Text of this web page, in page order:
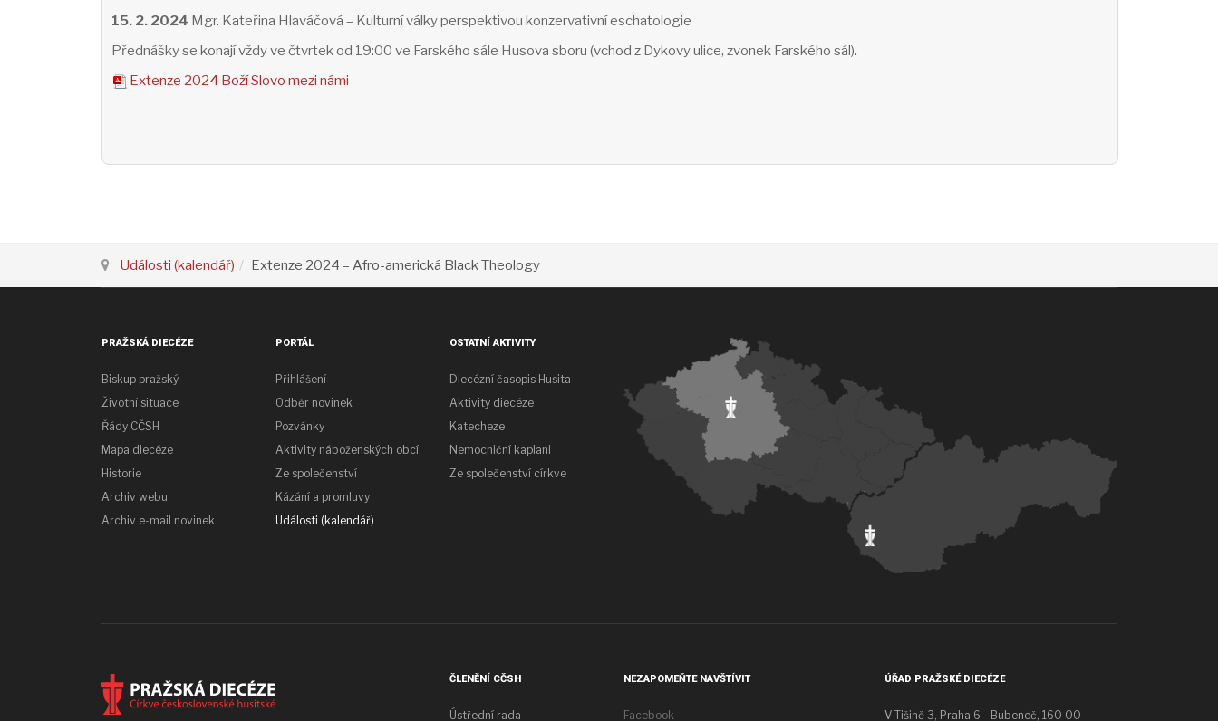
15. 2. 2024 Mgr. Kateřina Hlaváčová – Kulturní války perspektivou konzervativní eschatologie
Přednášky se konají vždy ve čtvrtek od 19:00 ve Farského sále Husova sboru (vchod z Dykovy ulice, zvonek Farského sál).
Extenze 2024 Boží Slovo mezi námi
Události (kalendář) Extenze 2024 – Afro-americká Black Theology
PRAŽSKÁ DIECÉZE
Biskup pražský
Životní situace
Řády CČSH
Mapa diecéze
Historie
Archiv webu
Archiv e-mail novinek
PORTÁL
Přihlášení
Odběr novinek
Pozvánky
Aktivity náboženských obcí
Ze společenství
Kázání a promluvy
Události (kalendář)
OSTATNÍ AKTIVITY
Diecézní časopis Husita
Aktivity diecéze
Katecheze
Nemocniční kaplani
Ze společenství církve
ČLENĚNÍ CČSH
Ústřední rada
NEZAPOMEŇTE NAVŠTÍVIT
Facebook
ÚŘAD PRAŽSKÉ DIECÉZE
V Tišině 3, Praha 6 - Bubeneč, 160 00